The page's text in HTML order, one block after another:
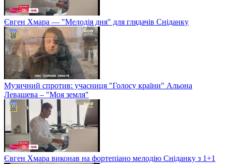
Євген Хмара — "Мелодія дня" для глядачів Сніданку
Музичний спротив: учасниця "Голосу країни" Альона
Левашева – "Моя земля"
Євген Хмара виконав на фортепіано мелодію Сніданку з 1+1